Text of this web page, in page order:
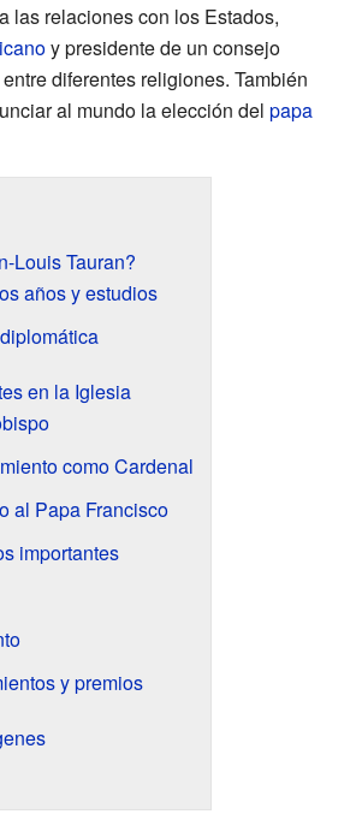
las relaciones con los Estados,
y presidente de un consejo
diferentes religiones. También
al mundo la elección del papa
Louis Tauran?
años y estudios
en la Iglesia
como Cardenal
al Papa Francisco
importantes
y premios